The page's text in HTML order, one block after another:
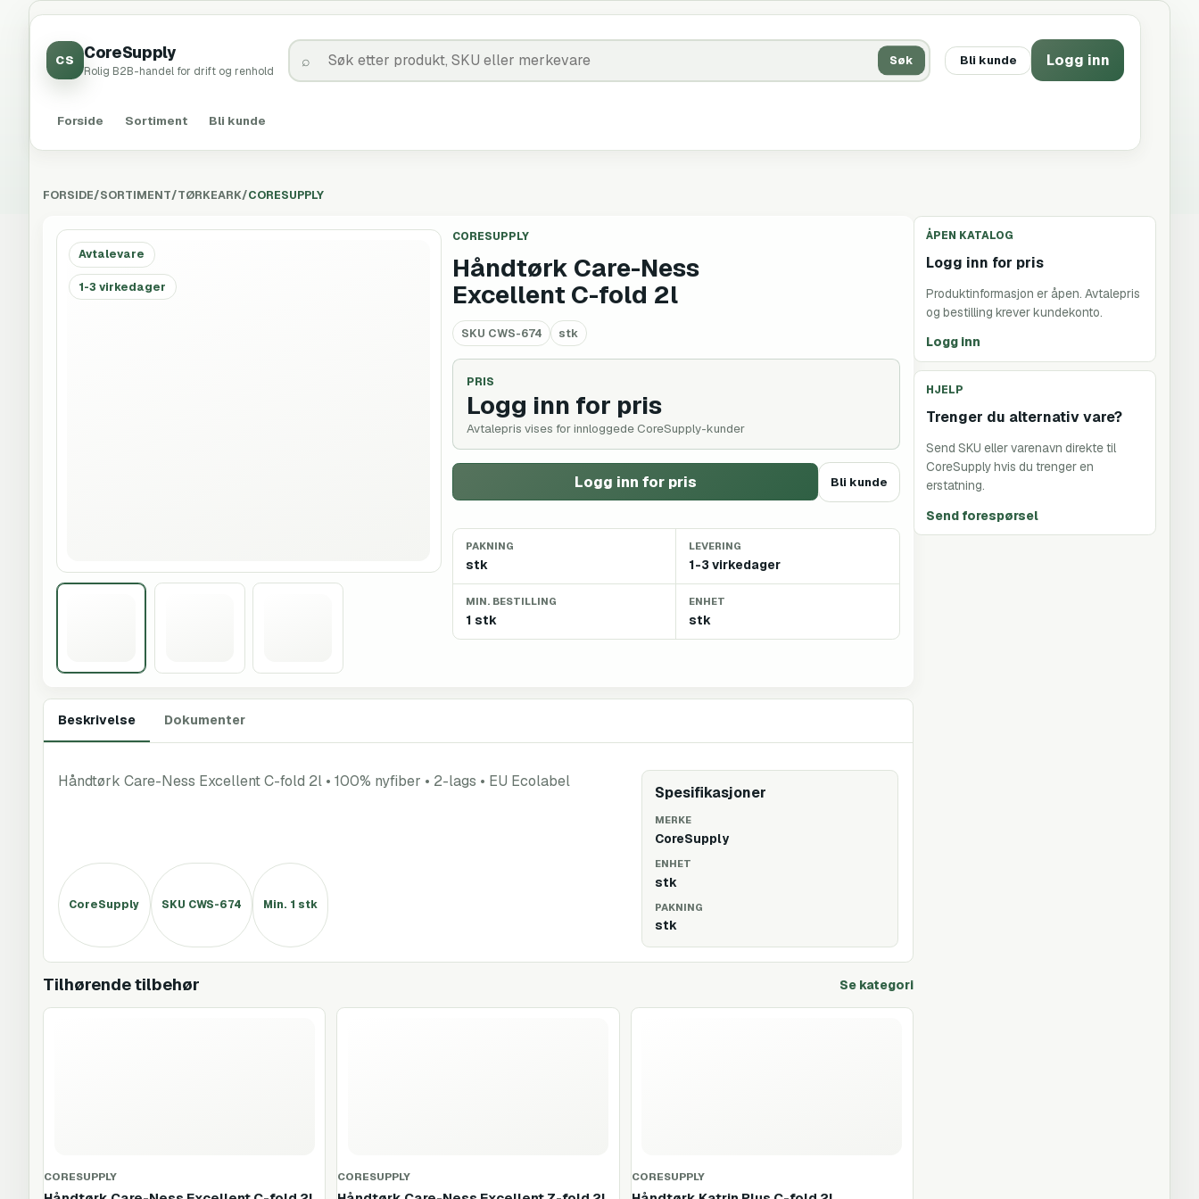
CS CoreSupply
Rolig B2B-handel for drift og renhold
Søk Bli kunde Logg inn
Forside Sortiment Bli kunde
FORSIDE/SORTIMENT/TØRKEARK/CORESUPPLY
Avtalevare
1-3 virkedager
CORESUPPLY
Håndtørk Care-Ness
Excellent C-fold 2l
SKU CWS-674 stk
PRIS
Logg inn for pris
Avtalepris vises for innloggede CoreSupply-kunder
Logg inn for pris Bli kunde
PAKNING
stk
LEVERING
1-3 virkedager
MIN. BESTILLING
1 stk
ENHET
stk
Beskrivelse Dokumenter
Håndtørk Care-Ness Excellent C-fold 2l • 100% nyfiber • 2-lags • EU Ecolabel
CoreSupply SKU CWS-674 Min. 1 stk
Spesifikasjoner
MERKE
CoreSupply
ENHET
stk
PAKNING
stk
Tilhørende tilbehør Se kategori
CORESUPPLY CORESUPPLY CORESUPPLY
ÅPEN KATALOG
Logg inn for pris
Produktinformasjon er åpen. Avtalepris
og bestilling krever kundekonto.
Logg inn
HJELP
Trenger du alternativ vare?
Send SKU eller varenavn direkte til
CoreSupply hvis du trenger en
erstatning.
Send forespørsel